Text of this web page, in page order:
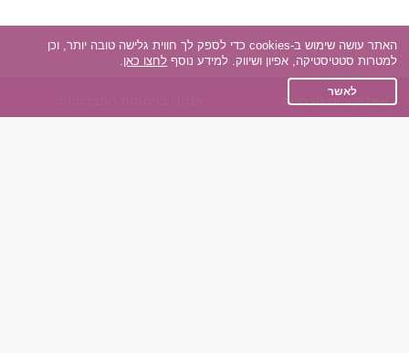
אפליקציית הכרויות
האתר עושה שימוש ב-cookies כדי לספק לך חווית גלישה טובה יותר, וכן
למטרות סטטיסטיקה, אפיון ושיווק. למידע נוסף לחצו כאן.
לאשר